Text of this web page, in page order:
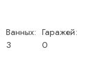
Ванных:
3
Гаражей:
0